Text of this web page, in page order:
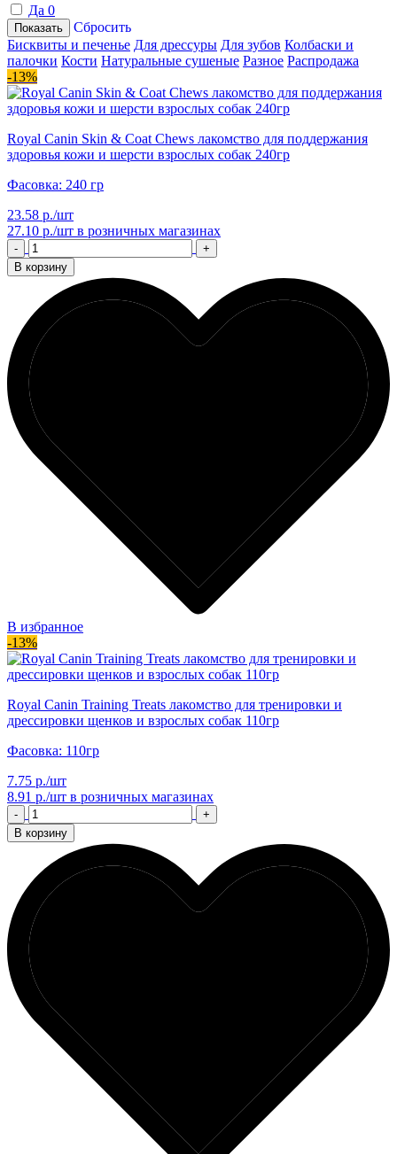
Да 0
Показать
Сбросить
Бисквиты и печенье Для дрессуры Для зубов Колбаски и
палочки Кости Натуральные сушеные Разное Распродажа
-13%
Royal Canin Skin & Coat Chews лакомство для поддержания
здоровья кожи и шерсти взрослых собак 240гр
Фасовка: 240 гр
23.58 р./шт
27.10 р./шт в розничных магазинах
-
+
В корзину
В избранное
-13%
Royal Canin Training Treats лакомство для тренировки и
дрессировки щенков и взрослых собак 110гр
Фасовка: 110гр
7.75 р./шт
8.91 р./шт в розничных магазинах
-
+
В корзину